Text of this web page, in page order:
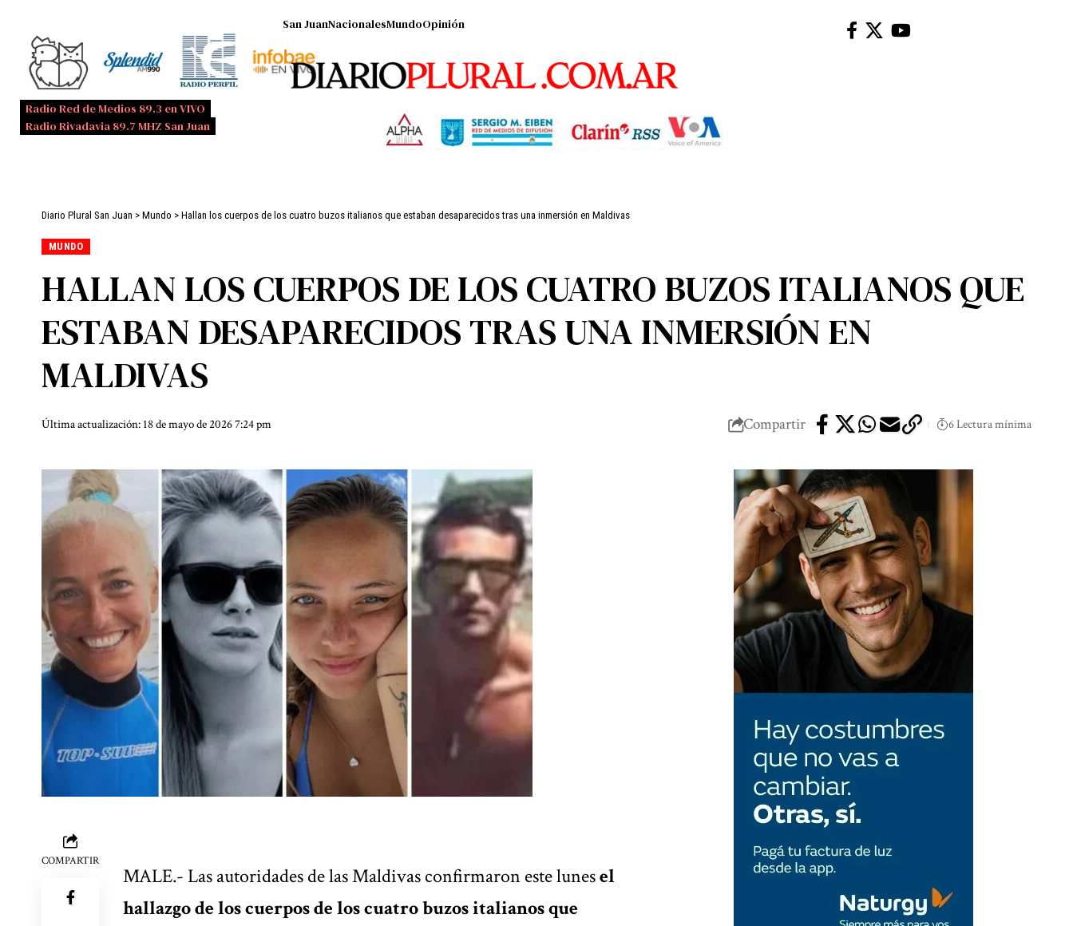
Radio Red de Medios 89.3 en VIVO
Radio Rivadavia 89.7 MHZ San Juan
San JuanNacionalesMundoOpinión
Diario Plural San Juan > Mundo > Hallan los cuerpos de los cuatro buzos italianos que estaban desaparecidos tras una inmersión en Maldivas
MUNDO
HALLAN LOS CUERPOS DE LOS CUATRO BUZOS ITALIANOS QUE
ESTABAN DESAPARECIDOS TRAS UNA INMERSIÓN EN
MALDIVAS
Última actualización: 18 de mayo de 2026 7:24 pm Compartir 6 Lectura mínima
COMPARTIR
MALE.- Las autoridades de las Maldivas confirmaron este lunesel
hallazgo de los cuerpos de los cuatro buzos italianos que